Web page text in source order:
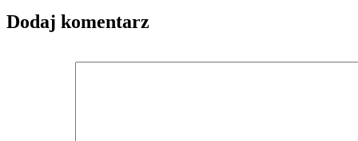
Dodaj komentarz